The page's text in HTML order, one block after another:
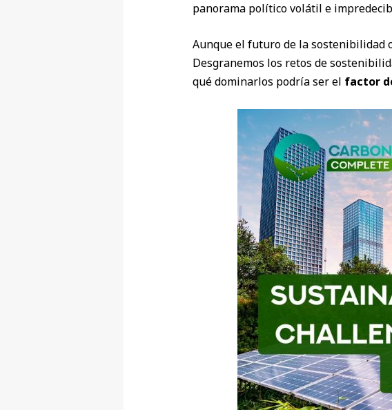
panorama político volátil e
Aunque el futuro de la sostenibilidad
Desgranemos los retos de
qué dominarlos podría ser el factor